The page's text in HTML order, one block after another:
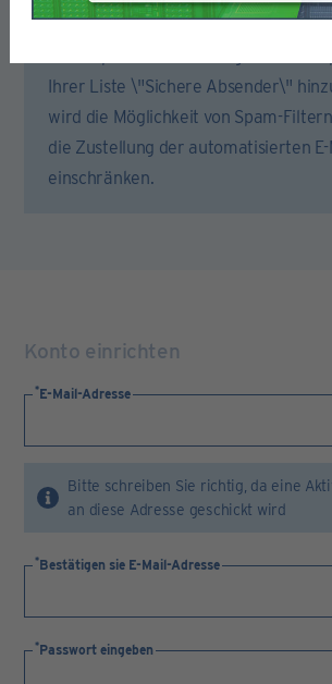
erhalten, öffnen Sie bitte Ihr E-Mail-
Ihrer Liste \"Sichere Absender\"
wird die Möglichkeit von Spam-
die Zustellung der automatisierten E-
einschränken.
Konto einrichten
E-Mail-Adresse
Bitte schreiben Sie richtig, da eine
an diese Adresse geschickt wird
Bestätigen sie E-Mail-Adresse
Passwort eingeben